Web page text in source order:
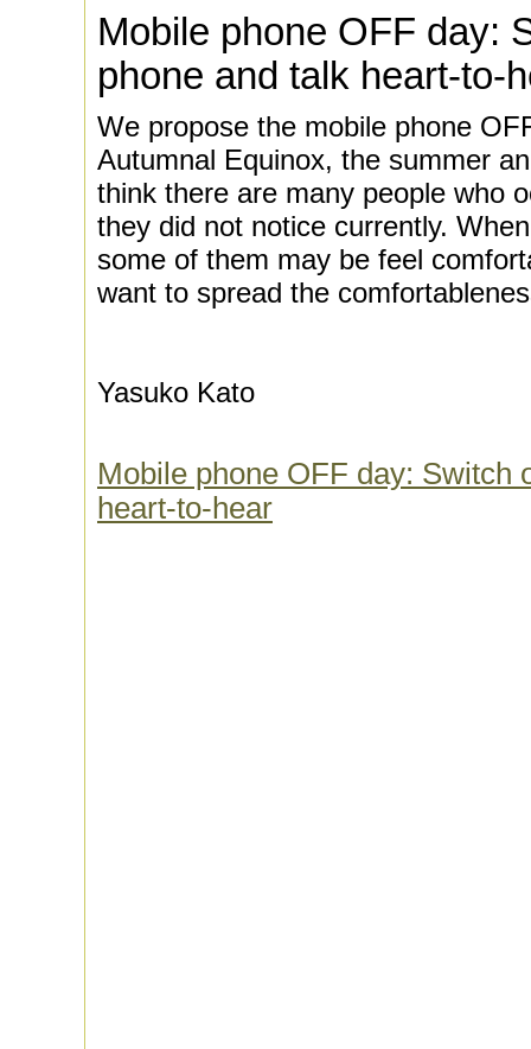
Mobile phone OFF day:
phone and talk heart-to-
We propose the mobile phone
Autumnal Equinox, the summer
think there are many people who
they did not notice currently.
some of them may be feel
want to spread the
Yasuko Kato
Mobile phone OFF day: Switch
heart-to-hear